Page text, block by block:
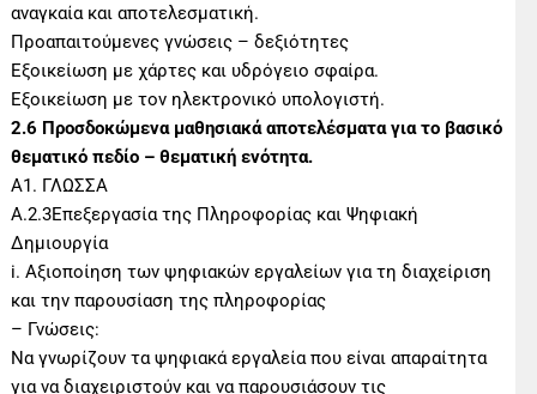
αναγκαία και αποτελεσματική.
Προαπαιτούμενες γνώσεις – δεξιότητες
Εξοικείωση με χάρτες και υδρόγειο σφαίρα.
Εξοικείωση με τον ηλεκτρονικό υπολογιστή.
2.6 Προσδοκώμενα μαθησιακά αποτελέσματα για το βασικό
θεματικό πεδίο – θεματική ενότητα.
Α1. ΓΛΩΣΣΑ
Α.2.3Επεξεργασία της Πληροφορίας και Ψηφιακή
Δημιουργία
i. Αξιοποίηση των ψηφιακών εργαλείων για τη διαχείριση
και την παρουσίαση της πληροφορίας
– Γνώσεις:
Να γνωρίζουν τα ψηφιακά εργαλεία που είναι απαραίτητα
για να διαχειριστούν και να παρουσιάσουν τις